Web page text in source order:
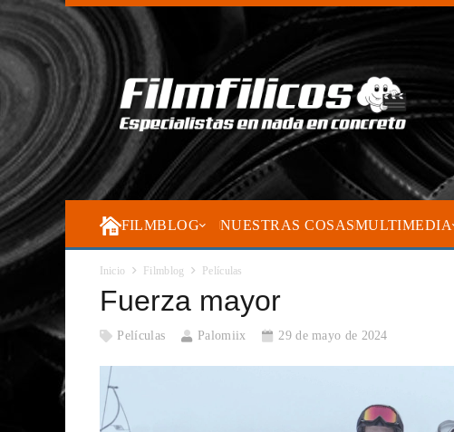
FILMBLOG NUESTRAS COSASMULTIMEDIA
Inicio Filmblog Películas
Fuerza mayor
Películas Palomiix 29 de mayo de 2024